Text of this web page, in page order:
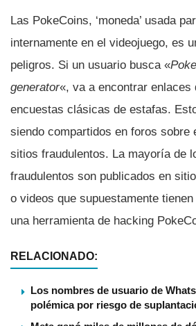
Las PokeCoins, ‘moneda’ usada
internamente en el videojuego, es
peligros. Si un usuario busca «
generator«, va a encontrar enlaces
encuestas clásicas de estafas.
siendo compartidos en foros sobre
sitios fraudulentos. La mayorí­a de
fraudulentos son publicados en
o videos que supuestamente
una herramienta de hacking
RELACIONADO:
Los nombres de usuario de
polémica por riesgo de